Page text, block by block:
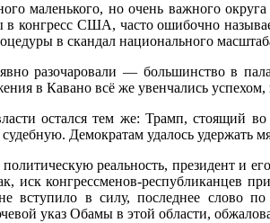
маленького, но очень важного
конгресс США, часто ошибочно
в скандал национального
разочаровали — большинство в
в Кавано всё же увенчались
остался тем же: Трамп, стоящий
Демократам удалось удержать
реальность, президент и
иск конгрессменов-республиканцев
вступило в силу, последнее слово
указ Обамы в этой области,